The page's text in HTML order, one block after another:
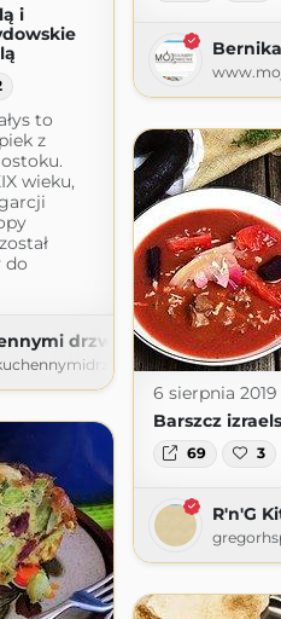
i
to
z
wieku,
do
drzwiami
6 sierpnia 2019
Barszcz
69 3
R'n'G